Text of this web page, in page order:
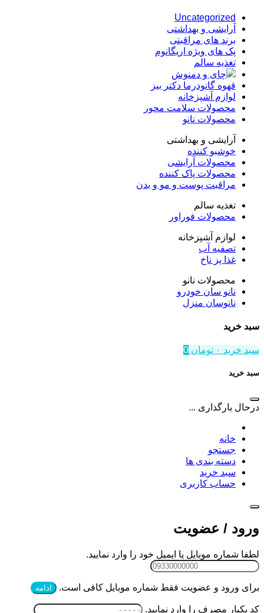
Uncategorized
آرایشی و بهداشتی
برند های مراقبتی
پک های ویژه اریگانوم
تغذیه سالم
چای و دمنوش
قهوه گانودرما دکتر بیز
لوازم آشپزخانه
محصولات سلامت محور
محصولات نانو
آرایشی و بهداشتی
خوشبو کننده
محصولات آرایشی
محصولات پاک کننده
مراقبت پوست و مو و بدن
تغذیه سالم
محصولات فوراور
لوازم آشپزخانه
تصفیه آب
غذا پز ناخ
محصولات نانو
نانو سان خودرو
نانوسان منزل
سبد خرید
سبد خرید ۰ تومان 0
سبد خرید
درحال بارگذاری ...
خانه
جستجو
دسته بندی ها
سبد خرید
حساب کاربری
ورود / عضویت
لطفا شماره موبایل یا ایمیل خود را وارد نمایید.
برای ورود و عضویت فقط شماره موبایل کافی است. ادامه
کد یکبار مصرف را وارد نمایید.